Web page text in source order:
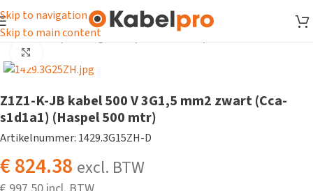
Skip to navigation
Skip to main content
Home/ Kabel/Voedingskabel
Z1Z1-K-JB kabel 500 V 3G1,5 mm2 zwart (Cca-
s1d1a1) (Haspel 500 mtr)
Artikelnummer: 1429.3G15ZH-D
€824.38 excl. BTW